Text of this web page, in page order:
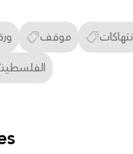
موقف